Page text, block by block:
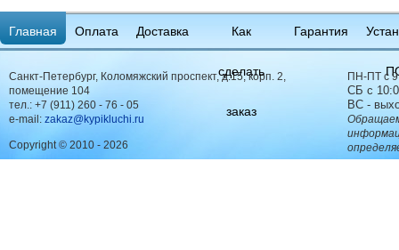
Главная Оплата Доставка Как
сделать
заказ
Гарантия
Copyright © 2010 - 2026
Санкт-Петербург, Коломяжский проспект, д.15, корп. 2,
помещение 104
тел.: +7 (911) 260 - 76 - 05
e-mail: zakaz@kypikluchi.ru
ПН-ПТ с
СБ с
ВС -